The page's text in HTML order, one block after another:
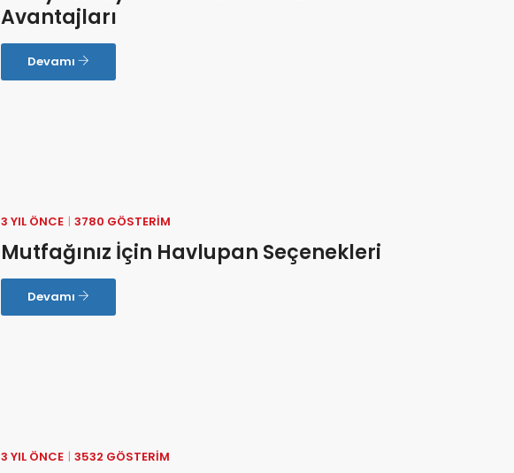
Avantajları
Devamı
3 YIL ÖNCE 3780 GÖSTERIM
Mutfağınız İçin Havlupan Seçenekleri
Devamı
3 YIL ÖNCE 3532 GÖSTERIM